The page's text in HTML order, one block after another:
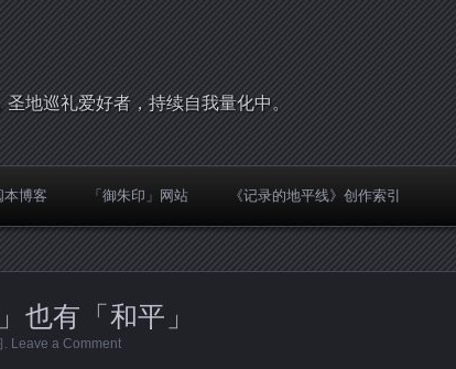
地巡礼爱好者，持续自我量化中。
本博客 「御朱印」网站 《记录的地平线》创作索引
也有「和平」
. Leave a Comment